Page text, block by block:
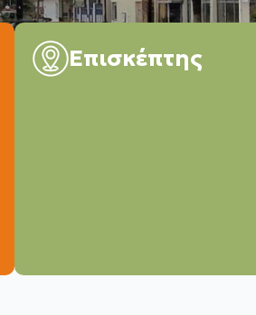
Επισκέπτης